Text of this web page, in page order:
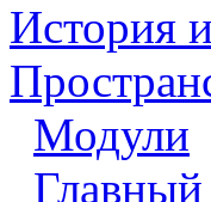
История
Модули